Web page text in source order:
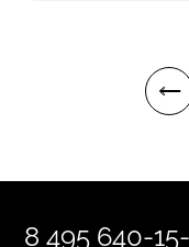
получить все,
8 495 640-